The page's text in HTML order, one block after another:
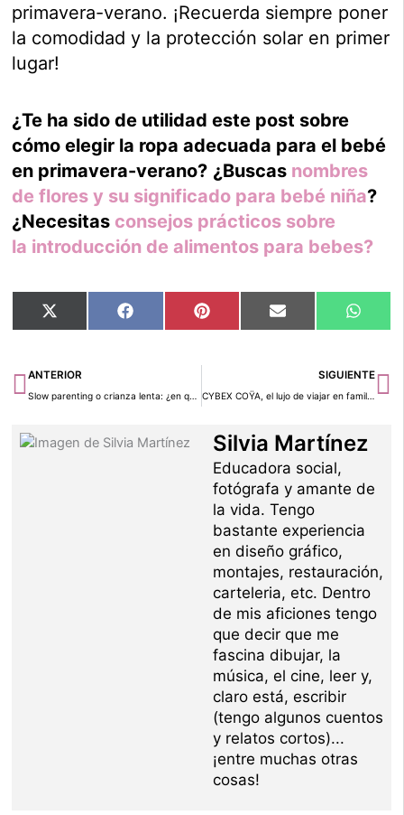
primavera-verano. ¡Recuerda siempre poner
la comodidad y la protección solar en primer
lugar!
¿Te ha sido de utilidad este post sobre
cómo elegir la ropa adecuada para el bebé
en primavera-verano? ¿Buscas nombres
de flores y su significado para bebé niña?
¿Necesitas consejos prácticos sobre
la introducción de alimentos para bebes?
Compartir
en
X
(Twitter)
Compartir
en
Facebook Compartir
en
Pinterest Compartir
en
Email
en
Ant
ANTERIOR
Slow parenting o crianza lenta: ¿en qué consiste?
SIGUIENTE
CYBEX COŸA, el lujo de viajar en familia con las máximas comodidades
Silvia Martínez
Educadora social,
fotógrafa y amante de
la vida. Tengo
bastante experiencia
en diseño gráfico,
montajes, restauración,
carteleria, etc. Dentro
de mis aficiones tengo
que decir que me
fascina dibujar, la
música, el cine, leer y,
claro está, escribir
(tengo algunos cuentos
y relatos cortos)...
¡entre muchas otras
cosas!